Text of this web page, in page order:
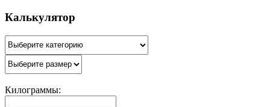
Калькулятор
Килограммы: